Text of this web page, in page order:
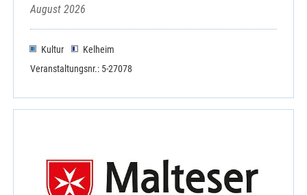
August 2026
Kultur
Kelheim
Veranstaltungsnr.: 5-27078